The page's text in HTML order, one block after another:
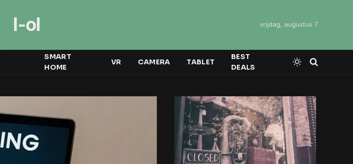
I-ol vrijdag, augustus 7
SMART
HOME
VR CAMERA TABLET
BEST
DEALS